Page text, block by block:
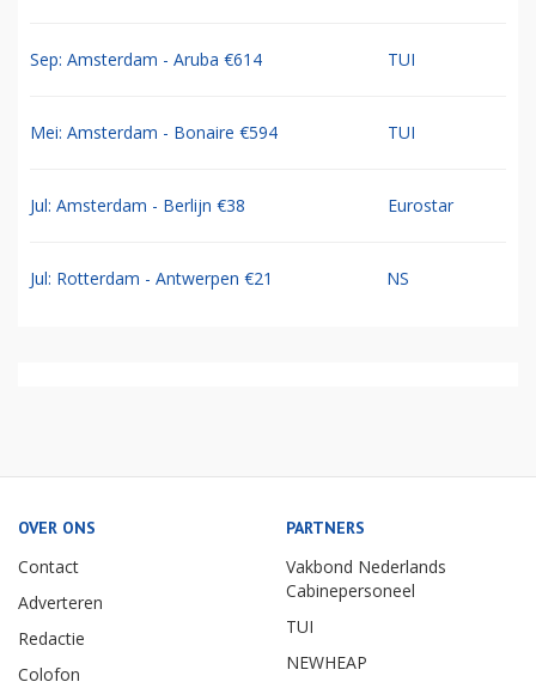
Sep: Amsterdam - Aruba €614 TUI
Mei: Amsterdam - Bonaire €594 TUI
Jul: Amsterdam - Berlijn €38 Eurostar
Jul: Rotterdam - Antwerpen €21 NS
OVER ONS
Contact
Adverteren
Redactie
Colofon
PARTNERS
Vakbond Nederlands
Cabinepersoneel
TUI
NEWHEAP